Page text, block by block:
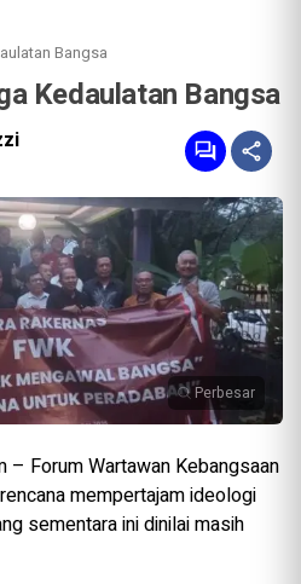
Bangsa
Kedaulatan Bangsa
Perbesar
– Forum Wartawan Kebangsaan
mempertajam ideologi
sementara ini dinilai masih